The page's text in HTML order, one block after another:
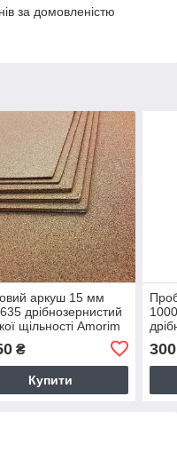
за домовленістю
аркуш 15 мм
дрібнозернистий
щільності Amorim
₴
Купити
300